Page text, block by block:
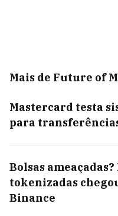
Mais de Future of
Mastercard testa
para
Bolsas
tokenizadas
Binance